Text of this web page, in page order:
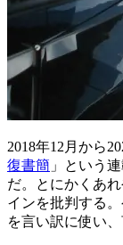
2018年12月から
復書簡 」という
だ。とにかくあ
インを批判する
を言い訳に使い